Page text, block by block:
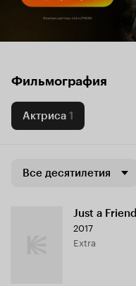
Фильмография
Актриса 1
Все десятилетия
Just a Friend
2017
Extra